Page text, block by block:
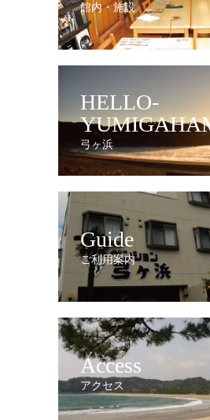
館内・施設
HELLO-
弓ヶ浜
Guide
ご利用案内
Access
アクセス